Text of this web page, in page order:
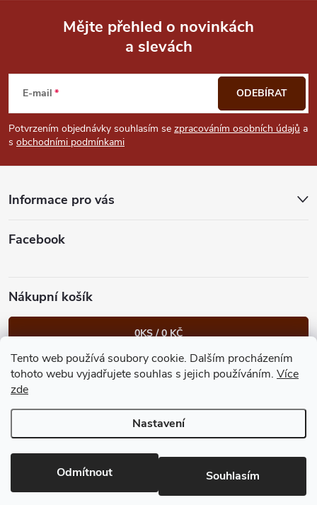
Tento web používá soubory cookie. Dalším procházením
tohoto webu vyjadřujete souhlas s jejich používáním. Více
zde
Nastavení
Odmítnout Souhlasím
p
a
Mějte přehled o novinkách
a slevách
E-mail
Potvrzením objednávky souhlasím se zpracováním osobních údajů a
s obchodními podmínkami
ODEBÍRAT
Informace pro vás
Facebook
Nákupní košík
0KS /0 KČ
Heureka.cz Facebook Instagram Bonvolo - přidej se taky
Vytvořil Shoptet Premium
GastroKlub.cz. Všechna práva vyhrazena.
nastavení cookies